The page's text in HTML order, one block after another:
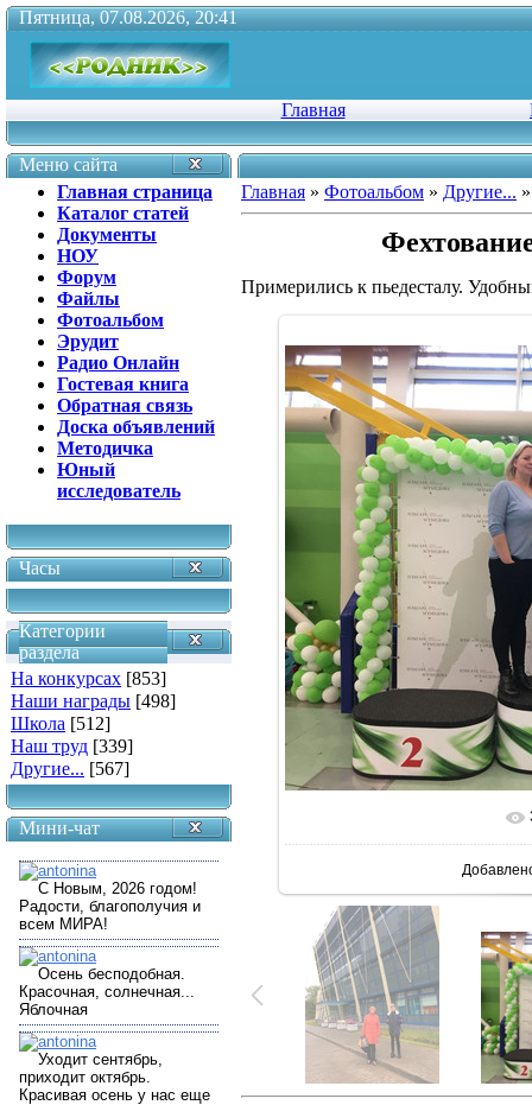
Пятница, 07.08.2026, 20:41
Главная
Меню сайта
Главная страница
Каталог статей
Документы
НОУ
Форум
Файлы
Фотоальбом
Эрудит
Радио Онлайн
Гостевая книга
Обратная связь
Доска объявлений
Методичка
Юный
исследователь
Часы
Категории
раздела
На конкурсах [853]
Наши награды [498]
Школа [512]
Наш труд [339]
Другие... [567]
Мини-чат
Главная » Фотоальбом » Другие...
Примерились к пьедесталу.
В